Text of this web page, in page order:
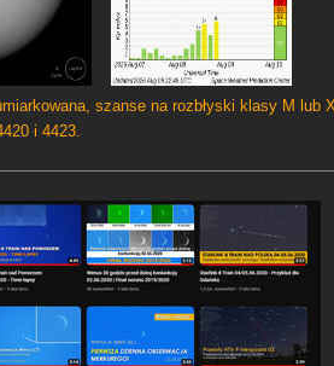
szanse na rozbłyski klasy M lub
i 4423.